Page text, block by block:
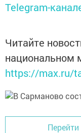
Telegram-
Читайте
национальном
https://max.ru/